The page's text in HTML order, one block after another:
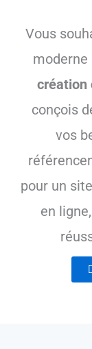
Vous
moderne
création
conçois
vos
pour un
en